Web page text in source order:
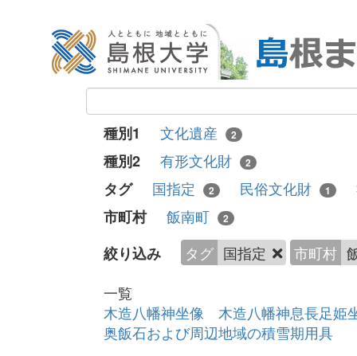
種別1 文化遺産 2
種別2 有形文化財 2
タグ 国指定 2 民俗文化財 1
市町村
飯南町 2
絞り込み タグ 国指定 市町村
一覧
木造八幡神坐像 木造八幡神息長足
奥飯石および周辺地域の積雪期用具